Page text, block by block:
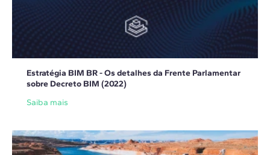
Estratégia BIM BR - Os detalhes da Frente Parlamentar
sobre Decreto BIM (2022)
Saiba mais